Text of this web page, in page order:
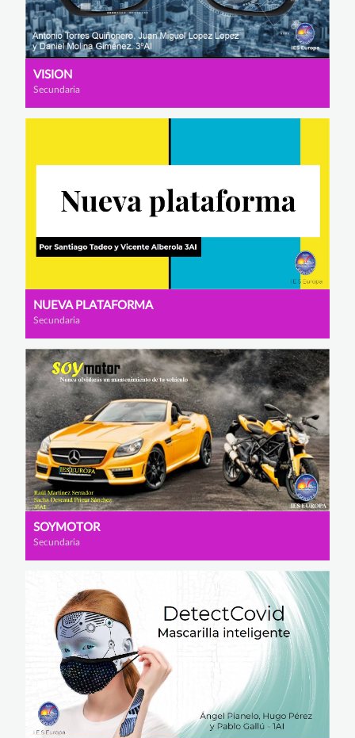
VISION
Secundaria
NUEVA PLATAFORMA
Secundaria
SOYMOTOR
Secundaria